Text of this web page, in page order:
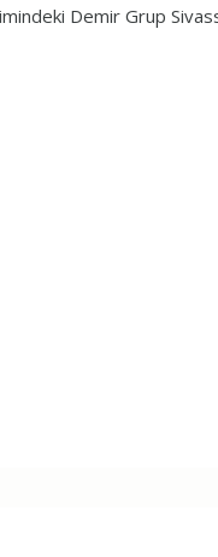
Demir Grup